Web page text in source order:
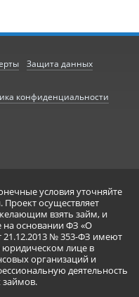
Защита данных
конфиденциальности
условия уточняйте
осуществляет
взять займ, и
основании ФЗ «О
21.12.2013 № 353-ФЗ имеют
юридическом лице в
организаций и
деятельность
займов.